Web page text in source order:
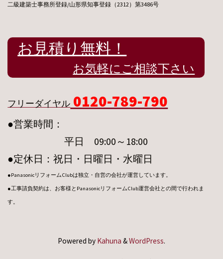
二級建築士事務所登録/山形県知事登録（2312）第3486号
お見積り無料！
お気軽にご相談下さい
フリーダイヤル 0120-789-790
●営業時間：
平日 09:00～18:00
●定休日：祝日・日曜日・水曜日
●PanasonicリフォームClubは独立・自営の会社が運営しています。
●工事請負契約は、お客様とPanasonicリフォームClub運営会社との間で行われま
す。
Powered by Kahuna &WordPress.